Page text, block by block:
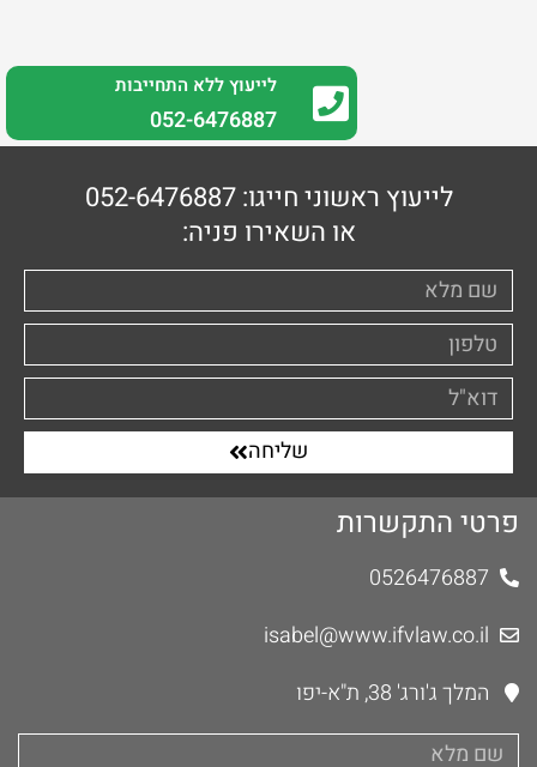
לייעוץ ללא התחייבות
052-6476887
לייעוץ ראשוני חייגו: 052-6476887
או השאירו פניה:
שליחה
פרטי התקשרות
0526476887
isabel@www.ifvlaw.co.il
המלך ג'ורג' 38, ת"א-יפו